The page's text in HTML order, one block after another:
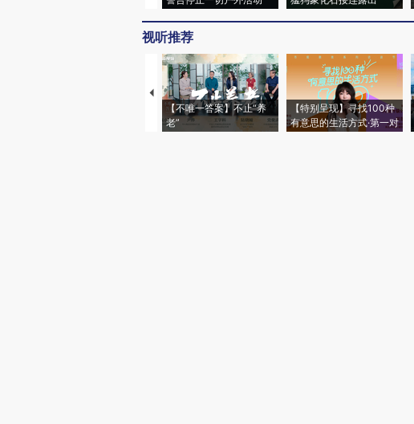
视听推荐
【不唯一答案】不止“养
老”
【特别呈现】寻找100种
有意思的生活方式·第一对